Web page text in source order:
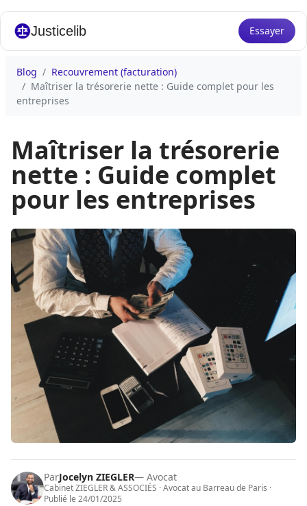
Justicelib Essayer
Blog
Recouvrement (facturation)
Maîtriser la trésorerie nette : Guide complet pour les
entreprises
Maîtriser la trésorerie
nette : Guide complet
pour les entreprises
ParJocelyn ZIEGLER— Avocat
Cabinet ZIEGLER & ASSOCIÉS · Avocat au Barreau de Paris ·
Publié le 24/01/2025